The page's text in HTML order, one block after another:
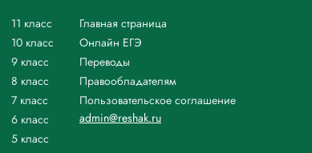
11 класс
10 класс
9 класс
8 класс
7 класс
6 класс
5 класс
Главная страница
Онлайн ЕГЭ
Переводы
Правообладателям
Пользовательское соглашение
admin@reshak.ru